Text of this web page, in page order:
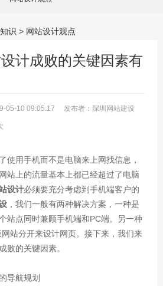
知识 > 网站设计观点
计成败的关键因素有
05-10 09:05:17 发布者：深圳网站建设
使用手机而不是电脑来上网找信息，
站上的流量基本上都已经超过了电脑
设计必须要充分考虑到手机端客户的
，我们一般有两种解决方案，一种是
站点同时兼顾手机端和PC端。另一种
站分开来设计网页。接下来，我们来
败的关键因素。
导航规划